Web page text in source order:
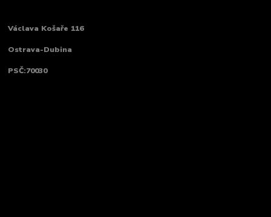
Václava Košaře 116
Ostrava-Dubina
PSČ:70030